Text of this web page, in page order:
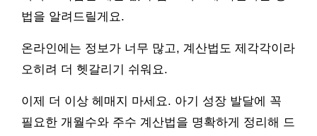
법을 알려드릴게요.
온라인에는 정보가 너무 많고, 계산법도 제각각이라
오히려 더 헷갈리기 쉬워요.
이제 더 이상 헤매지 마세요. 아기 성장 발달에 꼭
필요한 개월수와 주수 계산법을 명확하게 정리해 드